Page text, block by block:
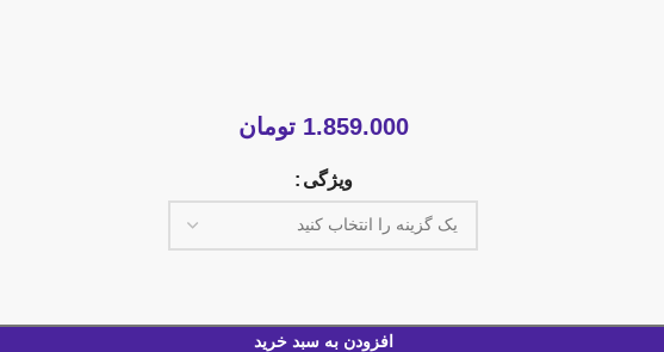
1.859.000 تومان
ویژگی
افزودن به سبد خرید